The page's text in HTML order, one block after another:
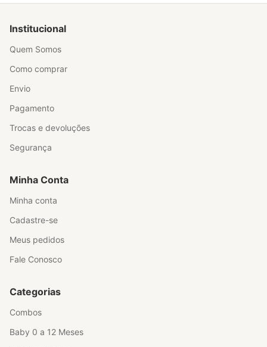
Institucional
Quem Somos
Como comprar
Envio
Pagamento
Trocas e devoluções
Segurança
Minha Conta
Minha conta
Cadastre-se
Meus pedidos
Fale Conosco
Categorias
Combos
Baby 0 a 12 Meses